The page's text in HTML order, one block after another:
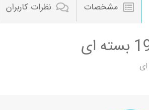
مشخصات نظرات کاربران